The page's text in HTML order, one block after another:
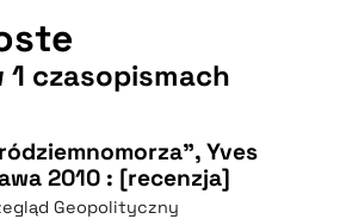
czasopismach
Yves
2010 : [recenzja]
Geopolityczny